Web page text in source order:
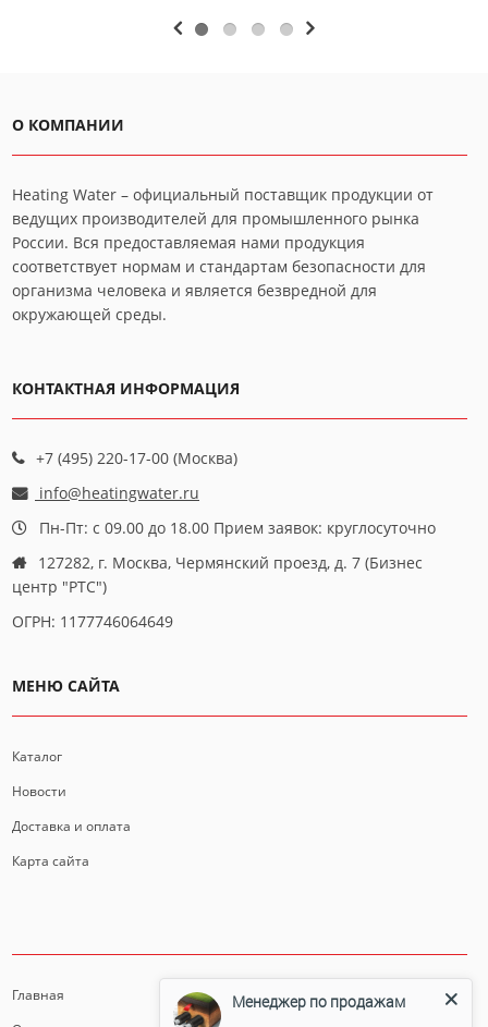
О КОМПАНИИ
Heating Water – официальный поставщик продукции от
ведущих производителей для промышленного рынка
России. Вся предоставляемая нами продукция
соответствует нормам и стандартам безопасности для
организма человека и является безвредной для
окружающей среды.
КОНТАКТНАЯ ИНФОРМАЦИЯ
+7 (495) 220-17-00 (Москва)
info@heatingwater.ru
Пн-Пт: с 09.00 до 18.00 Прием заявок: круглосуточно
127282, г. Москва, Чермянский проезд, д. 7 (Бизнес
центр "РТС")
ОГРН: 1177746064649
МЕНЮ САЙТА
Каталог
Новости
Доставка и оплата
Карта сайта
Главная
Менеджер по продажам